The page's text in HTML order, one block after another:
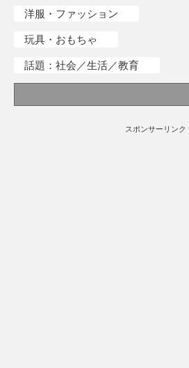
洋服・ファッション
玩具・おもちゃ
話題：社会／生活／教育
スポンサーリンク